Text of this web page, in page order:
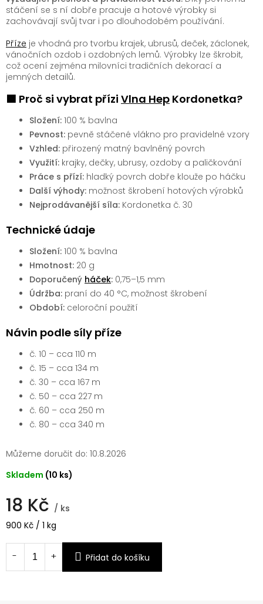
18 Kč / ks
Měrná
900 Kč / 1 kg
Skladem (10 ks)
Můžeme doručit do: 10.8.2026
Přidat do košíku
stáčení se s ní dobře pracuje a hotové výrobky si
zachovávají svůj tvar i po dlouhodobém používání.
Příze je vhodná pro tvorbu krajek, ubrusů, deček, záclonek,
vánočních ozdob i ozdobných lemů. Výrobky lze škrobit,
což ocení zejména milovníci tradičních dekorací a
jemných detailů.
🟩 Proč si vybrat přízi Vlna Hep Kordonetka?
Složení: 100 % bavlna
Pevnost: pevně stáčené vlákno pro pravidelné vzory
Vzhled: přirozený matný bavlněný povrch
Využití: krajky, dečky, ubrusy, ozdoby a paličkování
Práce s přízí: hladký povrch dobře klouže po háčku
Další výhody: možnost škrobení hotových výrobků
Nejprodávanější síla: Kordonetka č. 30
Technické údaje
Složení: 100 % bavlna
Hmotnost: 20 g
Doporučený háček: 0,75–1,5 mm
Údržba: praní do 40 °C, možnost škrobení
Období: celoroční použití
Návin podle síly příze
č. 10 – cca 110 m
č. 15 – cca 134 m
č. 30 – cca 167 m
č. 50 – cca 227 m
č. 60 – cca 250 m
č. 80 – cca 340 m